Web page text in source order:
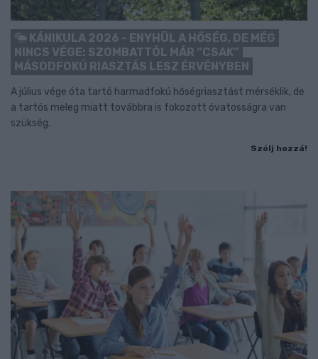
KÁNIKULA 2026 - ENYHÜL A HŐSÉG, DE MÉG
NINCS VÉGE: SZOMBATTÓL MÁR “CSAK”
MÁSODFOKÚ RIASZTÁS LESZ ÉRVÉNYBEN
A július vége óta tartó harmadfokú hőségriasztást mérséklik, de
a tartós meleg miatt továbbra is fokozott óvatosságra van
szükség.
Szólj hozzá!